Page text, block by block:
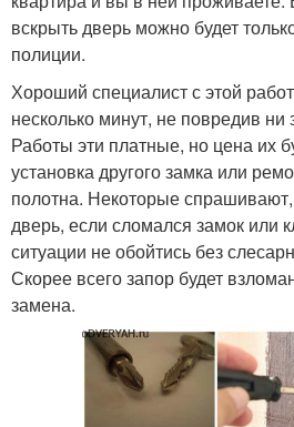
вскрыть дверь можно будет
полиции.
Хороший специалист с этой
несколько минут, не повредив ни
Работы эти платные, но цена их
установка другого замка или
полотна. Некоторые
дверь, если сломался замок или
ситуации не обойтись без
Скорее всего запор будет
замена.